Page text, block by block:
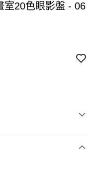
室20色眼影盤 - 06